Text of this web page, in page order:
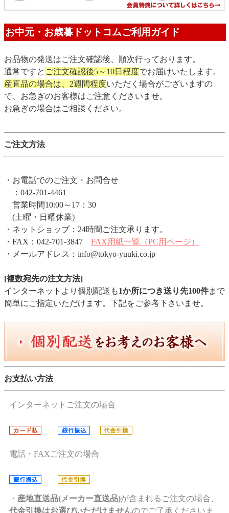
お中元・お歳暮ドットコムご利用ガイド
お品物の発送はご注文確認後、順次行っております。
通常ですと ご注文確認後5～10日程度でお届けいたします。
産直品の場合は、2週間程度いただく場合がございますの
で、お急ぎのお客様はご注意くださいませ。
お急ぎの場合はご相談ください。
ご注文方法
・お電話でのご注文・お問合せ
：042-701-4461
営業時間10:00～17：30
(土曜・日曜休業)
・ネットショップ：24時間ご注文承ります。
・FAX：042-701-3847 FAX用紙一覧（PC用ページ）
・メールアドレス：info@tokyo-yuuki.co.jp
[複数宛先の注文方法]
インターネットより個別配送も1か所につき送り先100件まで
簡単にご指定いただけます。下記をご参考下さいませ。
お支払い方法
インターネットご注文の場合
電話・FAXご注文の場合
・ 産地直送品(メーカー直送品)が含まれるご注文の場合、
代金引換はお選びいただけませんのでご了承くださいま